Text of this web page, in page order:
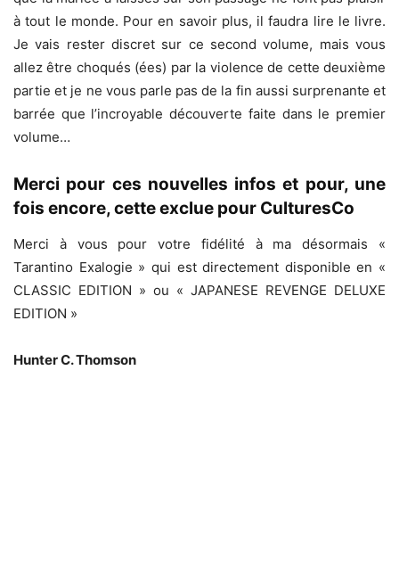
à tout le monde. Pour en savoir plus, il faudra lire le livre.
Je vais rester discret sur ce second volume, mais vous
allez être choqués (ées) par la violence de cette deuxième
partie et je ne vous parle pas de la fin aussi surprenante et
barrée que l’incroyable découverte faite dans le premier
volume…
Merci pour ces nouvelles infos et pour, une
fois encore, cette exclue pour CulturesCo
Merci à vous pour votre fidélité à ma désormais «
Tarantino Exalogie » qui est directement disponible en «
CLASSIC EDITION » ou « JAPANESE REVENGE DELUXE
EDITION »
Hunter C. Thomson